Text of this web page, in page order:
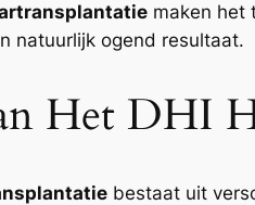
maken het
natuurlijk ogend resultaat.
Het DHI
bestaat uit